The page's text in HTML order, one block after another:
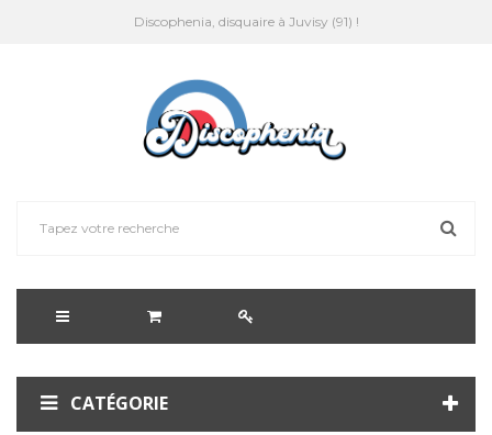
Discophenia, disquaire à Juvisy (91) !
CATÉGORIE